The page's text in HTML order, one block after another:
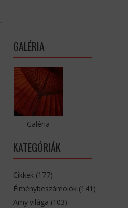
GALÉRIA
Galéria
KATEGÓRIÁK
Cikkek(177)
Élménybeszámolók(141)
Amy világa (103)